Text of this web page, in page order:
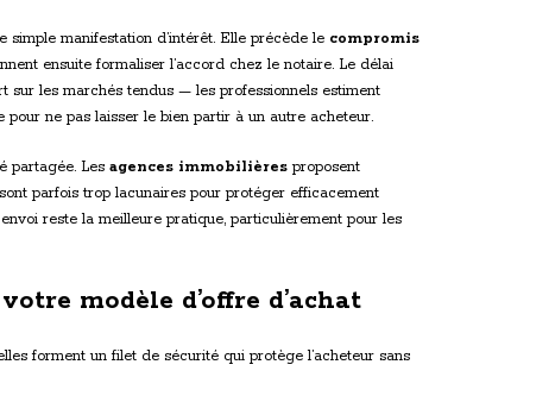
simple manifestation d’intérêt. Elle précède le compromis
ensuite formaliser l’accord chez le notaire. Le délai
sur les marchés tendus — les professionnels estiment
pour ne pas laisser le bien partir à un autre acheteur.
partagée. Les agences immobilières proposent
parfois trop lacunaires pour protéger efficacement
reste la meilleure pratique, particulièrement pour les
modèle d’offre d’achat
forment un filet de sécurité qui protège l’acheteur sans